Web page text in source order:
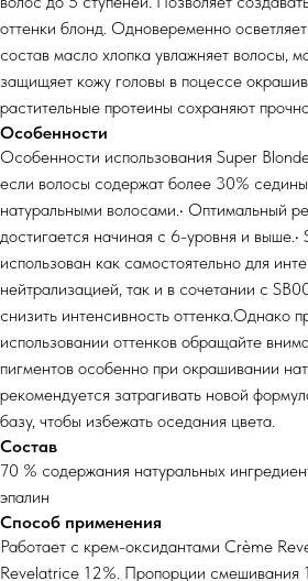
оттенки блонд. Одновеременно
состав масло хлопка увлажняет волосы,
защищяет кожу головы в поцессе
растительные протеины сохраняют
Особенности
Особенности использования Super
если волосы содержат более 30%
натуральными волосами.• Оптимальный
достигается начиная с 6-уровня и выше.•
использован как самостоятельно для
нейтрализацией, так и в сочетании с
снизить интенсивность оттенка.Однако
использовании оттенков обращайте
пигментов особенно при окрашивании
рекомендуется затрагивать новой
базу, чтобы избежать оседания цвета.
Состав
70 % содержания натуральных
эпалин
Способ применения
Работает с крем-оксидантами Crème
Revelatrice 12%. Пропорции смешивания